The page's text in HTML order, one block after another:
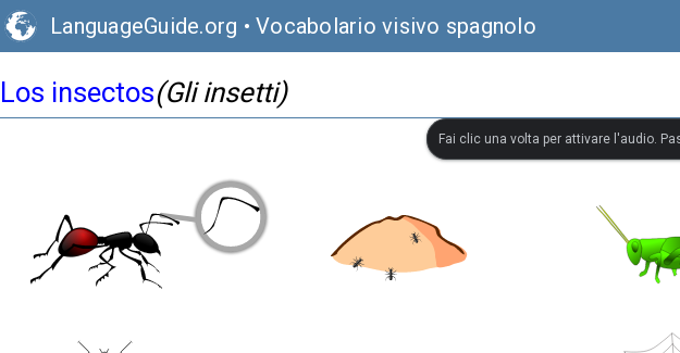
LanguageGuide.org • Vocabolario visivo spagnolo
Los insectos(Gli insetti)
Fai clic una volta per attivare l'audio.